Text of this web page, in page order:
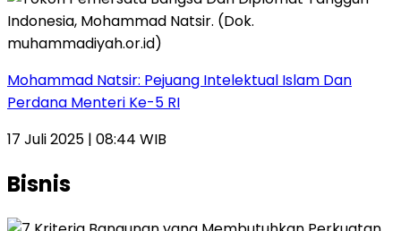
Mohammad Natsir: Pejuang Intelektual Islam Dan
Perdana Menteri Ke-5 RI
17 Juli 2025 | 08:44 WIB
Bisnis